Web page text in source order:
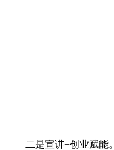
二是宣讲+创业赋能。